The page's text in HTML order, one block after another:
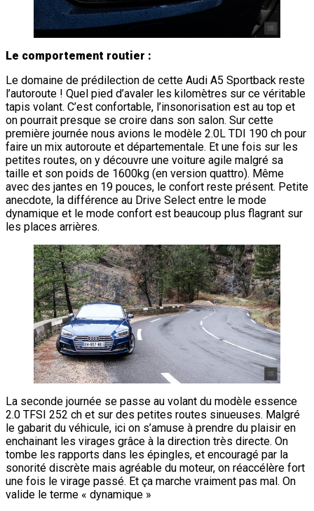
Le comportement routier :
Le domaine de prédilection de cette Audi A5 Sportback reste
l’autoroute ! Quel pied d’avaler les kilomètres sur ce véritable
tapis volant. C’est confortable, l’insonorisation est au top et
on pourrait presque se croire dans son salon. Sur cette
première journée nous avions le modèle 2.0L TDI 190 ch pour
faire un mix autoroute et départementale. Et une fois sur les
petites routes, on y découvre une voiture agile malgré sa
taille et son poids de 1600kg (en version quattro). Même
avec des jantes en 19 pouces, le confort reste présent. Petite
anecdote, la différence au Drive Select entre le mode
dynamique et le mode confort est beaucoup plus flagrant sur
les places arrières.
La seconde journée se passe au volant du modèle essence
2.0 TFSI 252 ch et sur des petites routes sinueuses. Malgré
le gabarit du véhicule, ici on s’amuse à prendre du plaisir en
enchainant les virages grâce à la direction très directe. On
tombe les rapports dans les épingles, et encouragé par la
sonorité discrète mais agréable du moteur, on réaccélère fort
une fois le virage passé. Et ça marche vraiment pas mal. On
valide le terme « dynamique »